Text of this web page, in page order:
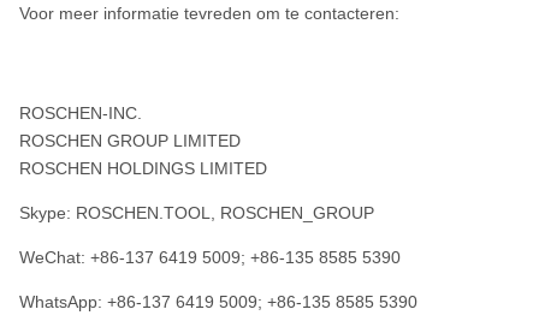
Voor meer informatie tevreden om te contacteren:
ROSCHEN-INC.
ROSCHEN GROUP LIMITED
ROSCHEN HOLDINGS LIMITED
Skype: ROSCHEN.TOOL, ROSCHEN_GROUP
WeChat: +86-137 6419 5009; +86-135 8585 5390
WhatsApp: +86-137 6419 5009; +86-135 8585 5390